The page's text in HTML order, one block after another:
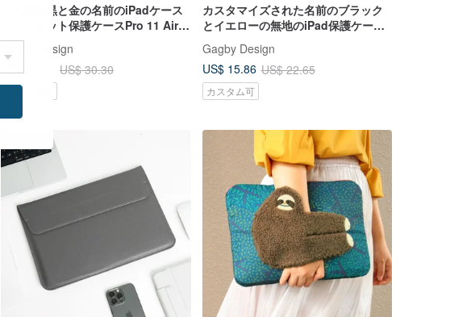
控えめな黒と金の名前のiPadケース
ペンスロット保護ケースPro 11 Air 7
11世代12.9
Gagby Design
US$ 21.21
US$ 30.30
カスタム可
カスタマイズされた名前のブラック
とイエローの無地のiPad保護ケー
カバー付き、第11世代Air 7 mini 7
Gagby Design
US$ 15.86 US$ 22.65
カスタム可